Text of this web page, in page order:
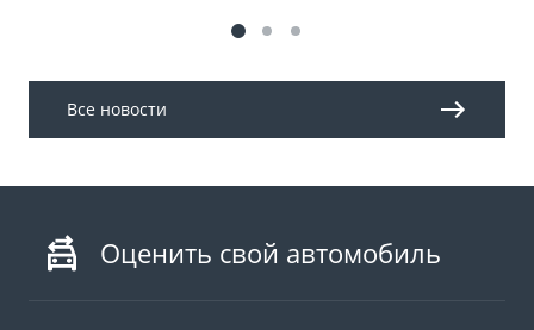
Все новости
Оценить свой автомобиль